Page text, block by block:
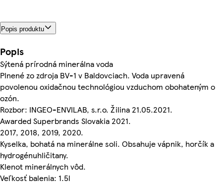
Popis produktu
Popis
Sýtená prírodná minerálna voda
Plnené zo zdroja BV-1 v Baldovciach. Voda upravená
povolenou oxidačnou technológiou vzduchom obohateným o
ozón.
Rozbor: INGEO-ENVILAB, s.r.o. Žilina 21.05.2021.
Awarded Superbrands Slovakia 2021.
2017, 2018, 2019, 2020.
Kyselka, bohatá na minerálne soli. Obsahuje vápnik, horčík a
hydrogénuhličitany.
Klenot minerálnych vôd.
Veľkosť balenia: 1.5l